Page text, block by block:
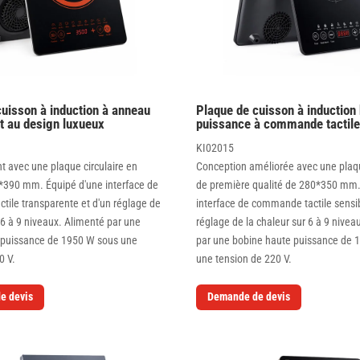
à induction à anneau
au design luxueux
avec une plaque circulaire en
mm. Équipé d'une interface de
transparente et d'un réglage de
à 9 niveaux. Alimenté par une
de 1950 W sous une
V.
devis
Plaque de cuisson à induction
puissance à commande tactile
KI02015
Conception améliorée avec une
de première qualité de 280*350
interface de commande tactile
réglage de la chaleur sur 6 à 9
par une bobine haute puissance de
une tension de 220 V.
Demande de devis